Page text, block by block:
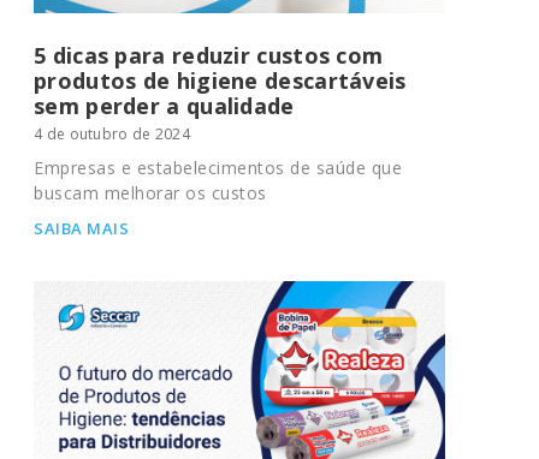
5 dicas para reduzir custos com
produtos de higiene descartáveis
sem perder a qualidade
4 de outubro de 2024
Empresas e estabelecimentos de saúde que
buscam melhorar os custos
SAIBA MAIS